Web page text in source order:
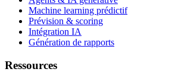
Machine learning prédictif
Prévision & scoring
Intégration IA
Génération de rapports
Ressources